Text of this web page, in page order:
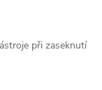
při zaseknutí